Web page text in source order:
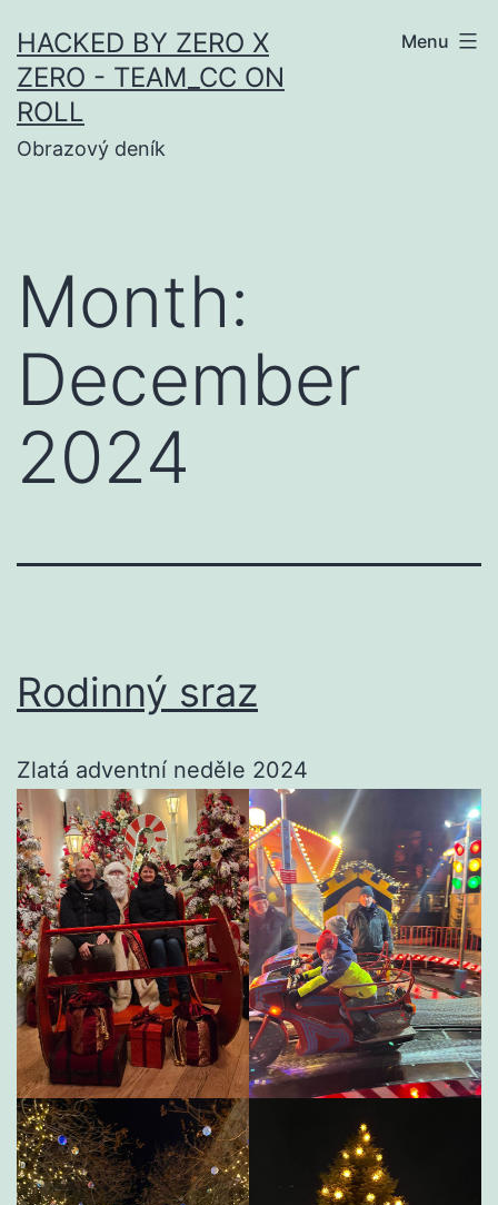
to
content
HACKED BY ZERO X
ZERO - TEAM_CC ON
ROLL
Obrazový deník
Menu
Month:
December
2024
Rodinný sraz
Zlatá adventní neděle 2024